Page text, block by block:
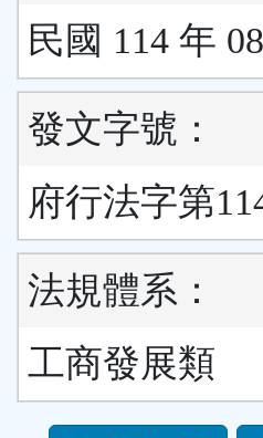
民國 114 年
發文字號：
府行法字第
法規體系：
工商發展類